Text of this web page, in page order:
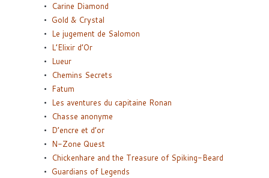
Carine Diamond
Gold & Crystal
Le jugement de Salomon
L’Elixir d’Or
Lueur
Chemins Secrets
Fatum
Les aventures du capitaine Ronan
Chasse anonyme
D’encre et d’or
N-Zone Quest
Chickenhare and the Treasure of Spiking-Beard
Guardians of Legends